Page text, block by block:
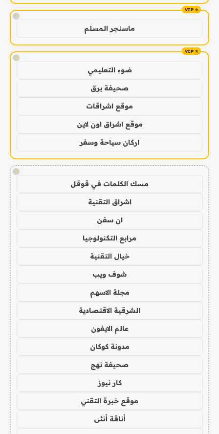
!
ماسنجر المسلم
!
ضوء التعليمي
صحيفة برق
موقع اشراقات
موقع اشراق اون لاين
اركان سياحة وسفر
!
مسك الكلمات في قوقل
اشراق التقنية
ان سفن
مرابع التكنولوجيا
خيال التقنية
شوف ويب
مجلة الاسهم
الشرقية الاقتصادية
عالم الايفون
مدونة كوكان
صحيفة نهج
كار نيوز
موقع خبرة التقني
أناقة أنثى